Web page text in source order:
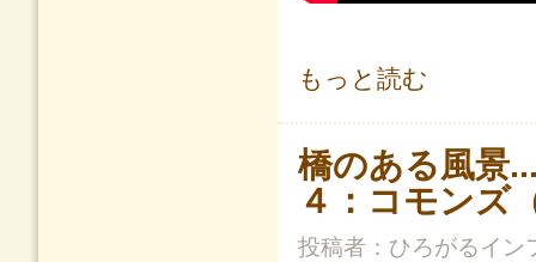
クマジロウの教えてドボコン！エ
もっと読む
橋のある風景
４：コモンズ
投稿者： ひろがるイン